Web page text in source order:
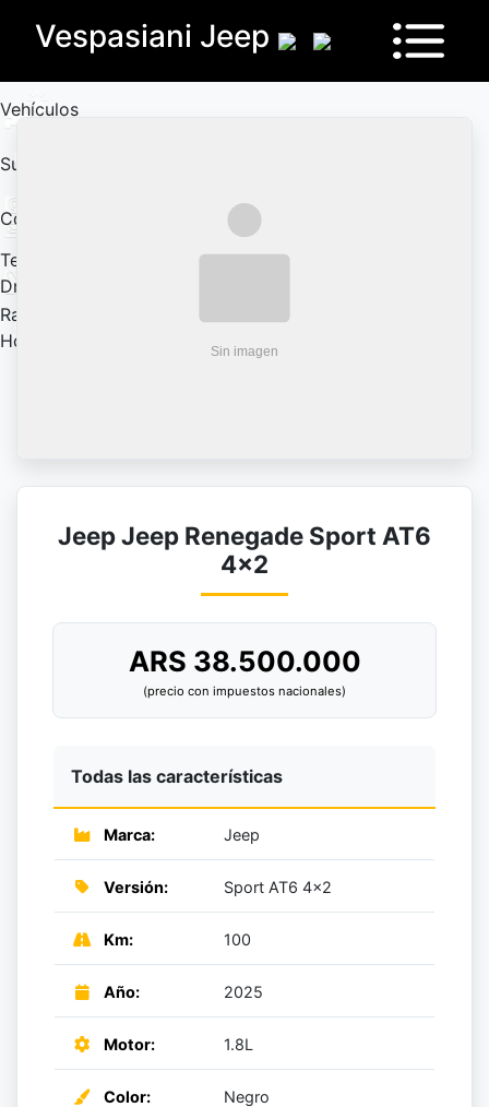
Vespasiani Jeep
Vehículos
Sucursales
Contactanos
Test
Drive
Ram
House
Jeep Jeep Renegade Sport AT6
4×2
ARS 38.500.000
(precio con impuestos nacionales)
Todas las características
Marca: Jeep
Versión: Sport AT6 4x2
Km: 100
Año: 2025
Motor: 1.8L
Color: Negro